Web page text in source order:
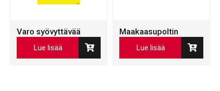
Varo syövyttävää
Lue lisää
Maakaasupoltin
Lue lisää